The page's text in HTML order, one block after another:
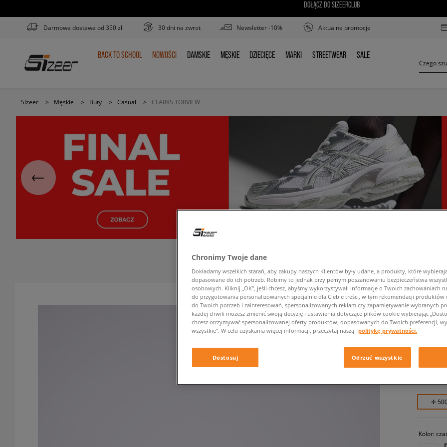
DOŁĄCZ DO SIZEERCLUB
Darmowa dostawa od 350 zł 30 dni na zwrot Newsletter -10% Aktualne promocje
BACK
BACK TO SCHOOL NOWOŚCI
NOWOŚCI DAMSKIE
DAMSKIE MĘSKIE
MĘSKIE DZIECIĘCE
DZIECIĘCE MARKI
MARKI STREETWEAR
STREETWEAR SALE
SALE
Sizeer > Męskie > Buty > Casual > CLARKS TORVIEW
CLARKS
męskie,
✛
Kolor:
Chronimy Twoje dane
Dokładamy wszelkich starań, aby zakupy naszych Klientów były udane, a produkty, które
dopasowane do ich potrzeb. Robimy to jednak przy pełnym poszanowaniu bezpieczeństwa
osobowych. Kliknij „OK”, jeśli chcesz, abyśmy wykorzystywali informacje o Twoich zachowaniach
do przygotowania personalizowanych specjalnie dla Ciebie treści, w tym rekomendacji produktów
do Twoich potrzeb i zainteresowań, spersonalizowanych reklam czy zapamiętywanie wybranych
każdej chwili możesz zmienić swoją decyzję i ustawienia dotyczące plików cookie wybierając
chcesz otrzymywać spersonalizowanej oferty produktów, dopasowanych do Twoich preferencji,
wszystkie”. W celu uzyskania więcej informacji, przeczytaj naszą politykę prywatności.
Dostosuj Odrzuć wszystkie